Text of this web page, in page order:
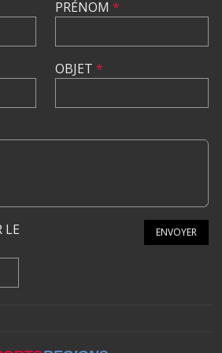
PRÉNOM *
OBJET *
LE
ENVOYER